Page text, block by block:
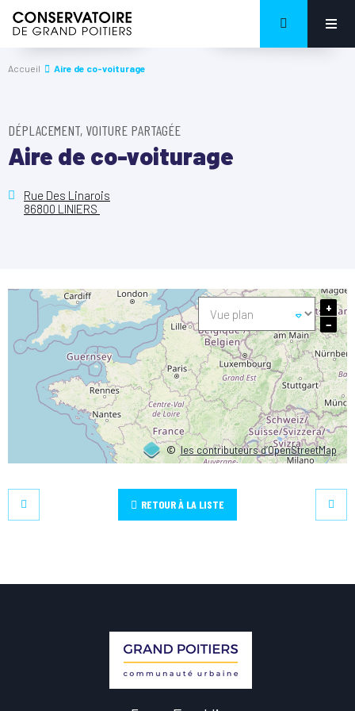
Accueil Aire de co-voiturage
DÉPLACEMENT, VOITURE PARTAGÉE
Aire de co-voiturage
Rue Des Linarois
86800 LINIERS
©les contributeurs d’OpenStreetMap
+
−
RETOUR À LA LISTE